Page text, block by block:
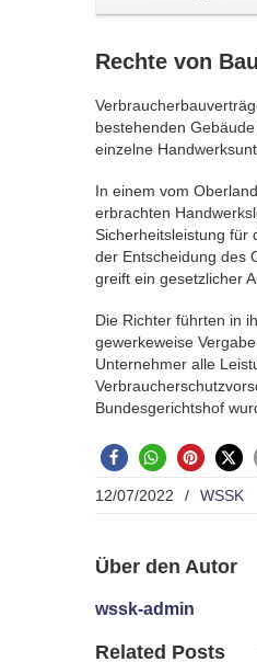
Rechte von
bestehenden
einzelne
In einem vom
erbrachten
Sicherheitsleistung für
der Entscheidung des
greift ein gesetzlicher
Die Richter führten in
gewerkeweise
Unternehmer alle
Bundesgerichtshof
12/07/2022 / WSSK
Über den Autor
wssk-admin
Related Posts